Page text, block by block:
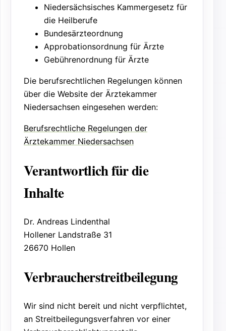
Niedersächsisches Kammergesetz für
die Heilberufe
Bundesärzteordnung
Approbationsordnung für Ärzte
Gebührenordnung für Ärzte
Die berufsrechtlichen Regelungen können
über die Website der Ärztekammer
Niedersachsen eingesehen werden:
Berufsrechtliche Regelungen der
Ärztekammer Niedersachsen
Verantwortlich für die
Inhalte
Dr. Andreas Lindenthal
Hollener Landstraße 31
26670 Hollen
Verbraucherstreitbeilegung
Wir sind nicht bereit und nicht verpflichtet,
an Streitbeilegungsverfahren vor einer